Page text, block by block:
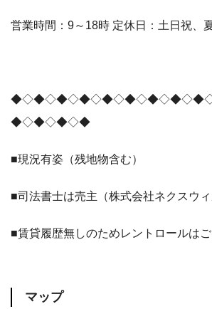
営業時間：9～18時 定休日：土日祝、
◆◇◆◇◆◇◆
■現況有姿（残地物含む）
■司法書士は売主（株式会社ネクスウ
■賃貸履歴無しのためレントロールは
マップ